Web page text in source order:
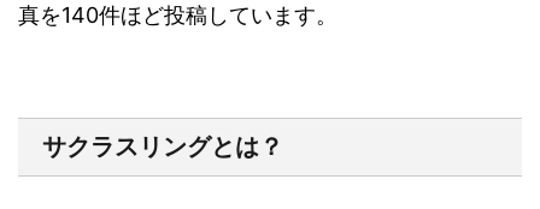
真を140件ほど投稿しています。
サクラスリングとは？